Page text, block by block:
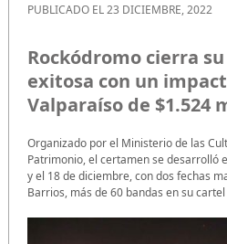
PUBLICADO EL 23 DICIEMBRE, 2022
Rockódromo cierra
exitosa con un
Valparaíso de $1.524
Organizado por el Ministerio de las
Patrimonio, el certamen se desarrolló
y el 18 de diciembre, con dos fechas
Barrios, más de 60 bandas en su